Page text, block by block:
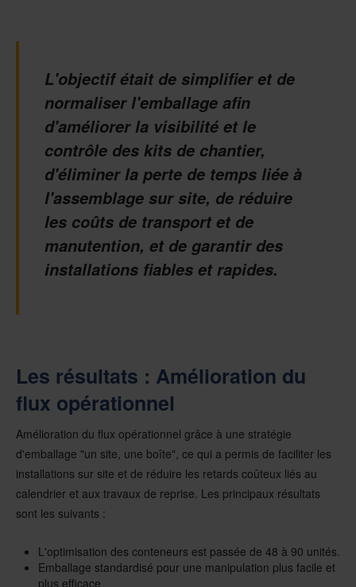
L'objectif était de simplifier et de
normaliser l'emballage afin
d'améliorer la visibilité et le
contrôle des kits de chantier,
d'éliminer la perte de temps liée à
l'assemblage sur site, de réduire
les coûts de transport et de
manutention, et de garantir des
installations fiables et rapides.
Les résultats : Amélioration du
flux opérationnel
Amélioration du flux opérationnel grâce à une stratégie
d'emballage "un site, une boîte", ce qui a permis de faciliter les
installations sur site et de réduire les retards coûteux liés au
calendrier et aux travaux de reprise. Les principaux résultats
sont les suivants :
L'optimisation des conteneurs est passée de 48 à 90 unités.
Emballage standardisé pour une manipulation plus facile et
plus efficace